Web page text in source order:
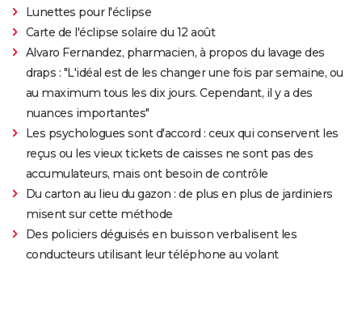
Lunettes pour l'éclipse
Carte de l'éclipse solaire du 12 août
Alvaro Fernandez, pharmacien, à propos du lavage des
draps : "L'idéal est de les changer une fois par semaine, ou
au maximum tous les dix jours. Cependant, il y a des
nuances importantes"
Les psychologues sont d'accord : ceux qui conservent les
reçus ou les vieux tickets de caisses ne sont pas des
accumulateurs, mais ont besoin de contrôle
Du carton au lieu du gazon : de plus en plus de jardiniers
misent sur cette méthode
Des policiers déguisés en buisson verbalisent les
conducteurs utilisant leur téléphone au volant